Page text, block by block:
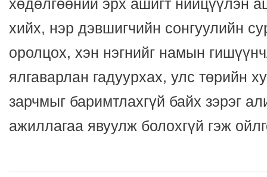
хөдөлгөөний эрх ашигт нийцүүлэн
хийх, нэр дэвшигчийн сонгуулийн
оролцох, хэн нэгнийг намын
ялгаварлан гадуурхах, улс төрийн
зарчмыг баримтлахгүй байх зэрэг
ажиллагаа явуулж болохгүй гэж